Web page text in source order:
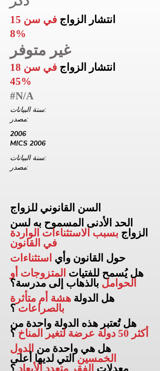
انتشار الزواج في سن 15
8%
غير متوفر
انتشار الزواج في سن 18
45%
#N/A
سنة البيانات:
مصدر:
2006
MICS 2006
سنة البيانات:
مصدر:
السن القانوني للزواج
الحد الأدنى المسموح به لسن
الزواج بسبب الاستثناءات الواردة
في القانون
حول القانون وأي استثناءات
هل يُسمح للفتيات المتزوجات أو
الحوامل بالذهاب إلى مدرسة؟
هل الدولة هشة أم متأثرة
بالصراعات ؟
هل تُعتبر هذه الدولة واحدة من
أكثر 50 دولة عرضة لتغير المناخ
؟
هل هي واحدة من الدول
الخمسين التي لديها أعلى
معدلات الفقر متعدد الأبعاد ؟